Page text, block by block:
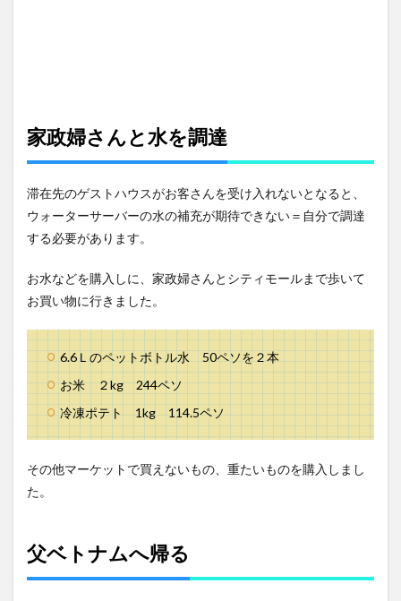
家政婦さんと水を調達
滞在先のゲストハウスがお客さんを受け入れないとなると、
ウォーターサーバーの水の補充が期待できない＝自分で調達
する必要があります。
お水などを購入しに、家政婦さんとシティモールまで歩いて
お買い物に行きました。
6.6Ｌのペットボトル水 50ペソを２本
お米 ２kg 244ペソ
冷凍ポテト 1kg 114.5ペソ
その他マーケットで買えないもの、重たいものを購入しまし
た。
父ベトナムへ帰る